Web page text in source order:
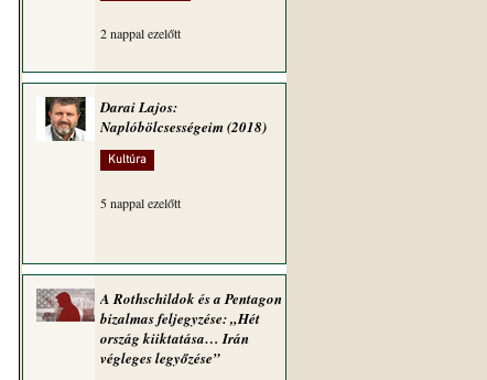
2 nappal ezelőtt
Darai Lajos:
Naplóbölcsességeim (2018)
Kultúra
5 nappal ezelőtt
A Rothschildok és a Pentagon
bizalmas feljegyzése: „Hét
ország kiiktatása… Irán
végleges legyőzése”